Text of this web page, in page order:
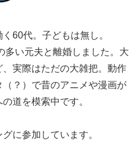
60代。子どもは無し。
多い元夫と離婚しました。大
実際はただの大雑把。動作
？）で昔のアニメや漫画が
道を模索中です。
に参加しています。